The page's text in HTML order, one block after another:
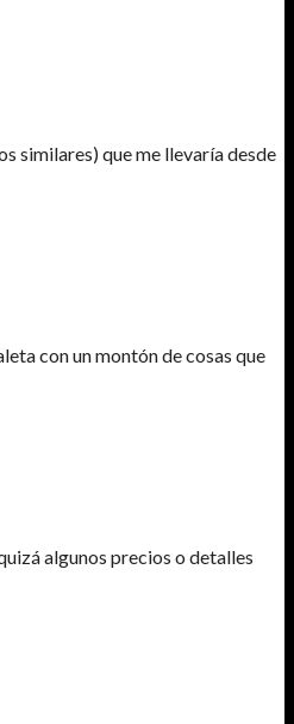
similares) que me llevaría desde
con un montón de cosas que
algunos precios o detalles